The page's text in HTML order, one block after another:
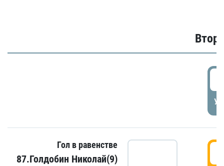
Гол в равенстве
87.Голдобин Николай(9)